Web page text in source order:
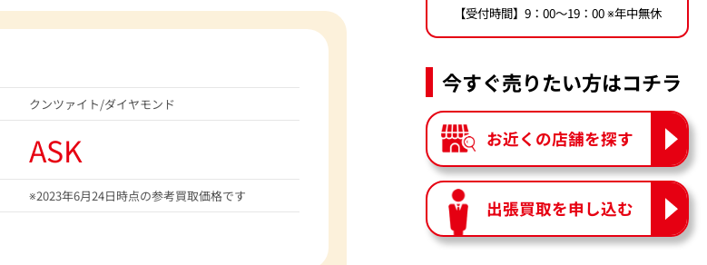
クンツァイト/ダイヤモンド
ASK
※2023年6月24日時点の参考買取価格です
【受付時間】9：00〜19：00 ※年中無休
今すぐ売りたい方はコチラ
お近くの店舗を探す
出張買取を申し込む